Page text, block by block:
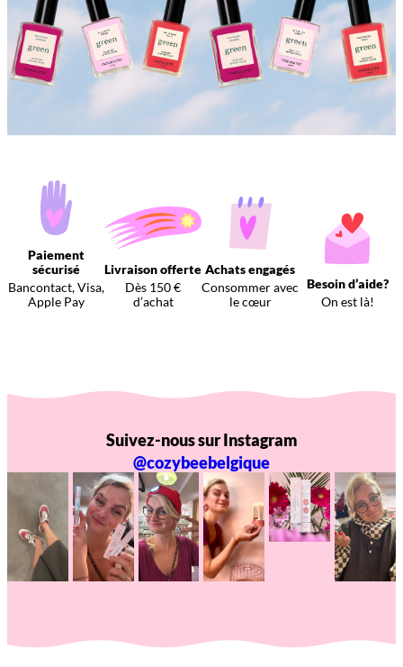
Paiement
sécurisé
Bancontact, Visa,
Apple Pay
Livraison offerte
Dès 150 €
d’achat
Achats engagés
Consommer avec
le cœur
Besoin d’aide?
On est là!
Suivez-nous sur Instagram
@cozybeebelgique